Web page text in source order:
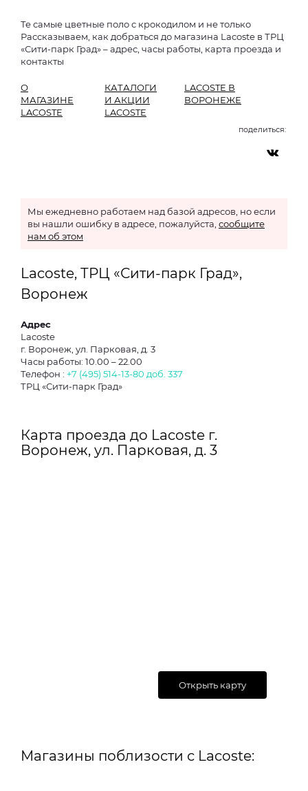
Те самые цветные поло с крокодилом и не только
Рассказываем, как добраться до магазина Lacoste в ТРЦ
«Сити-парк Град» – адрес, часы работы, карта проезда и
контакты
О
МАГАЗИНЕ
LACOSTE
КАТАЛОГИ
И АКЦИИ
LACOSTE
LACOSTE В
ВОРОНЕЖЕ
поделиться:
Мы ежедневно работаем над базой адресов, но если
вы нашли ошибку в адресе, пожалуйста, сообщите
нам об этом
Lacoste, ТРЦ «Сити-парк Град»,
Воронеж
Адрес
Lacoste
г. Воронеж, ул. Парковая, д. 3
Часы работы: 10.00 – 22.00
Телефон : +7 (495) 514-13-80 доб. 337
ТРЦ «Сити-парк Град»
Карта проезда до Lacoste г.
Воронеж, ул. Парковая, д. 3
Открыть карту
Магазины поблизости с Lacoste: